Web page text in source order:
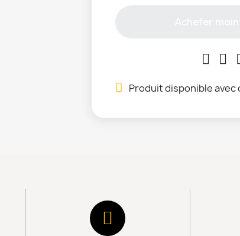
Produit disponible